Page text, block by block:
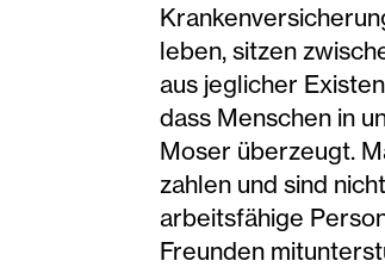
leben, sitzen
aus jeglicher
dass Menschen in
Moser überzeugt.
zahlen und sind
arbeitsfähige
Freunden